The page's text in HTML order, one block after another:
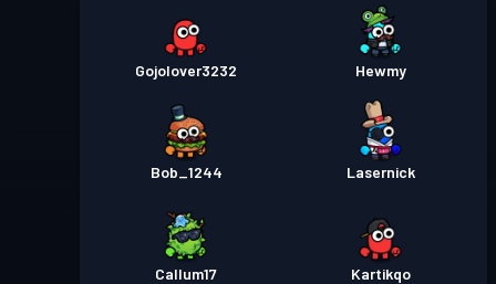
Gojolover3232 Hewmy
Bob_1244 Lasernick
Callum17 Kartikqo